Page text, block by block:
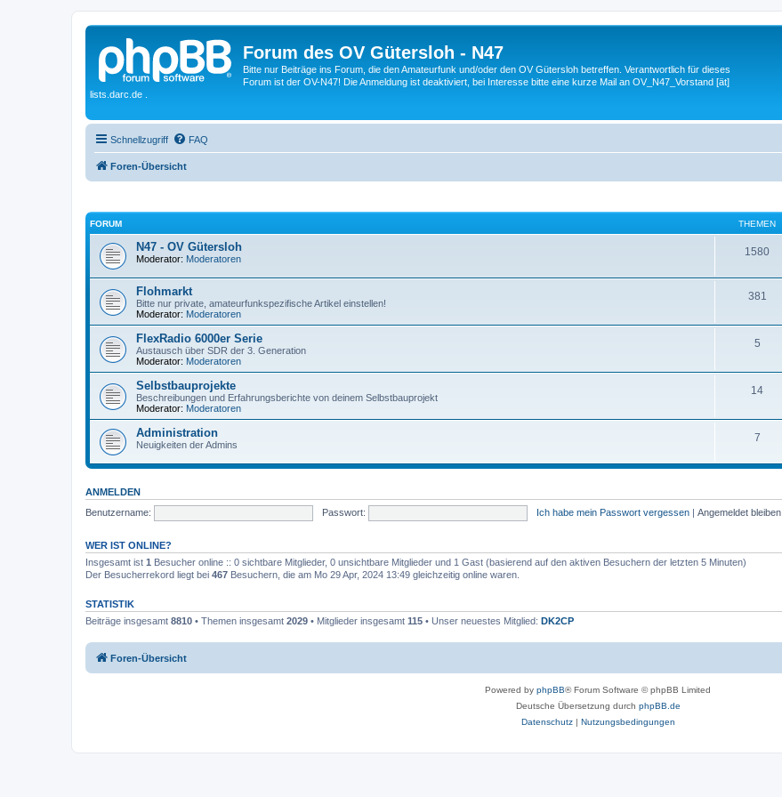
Forum des OV Gütersloh - N47
Bitte nur Beiträge ins Forum, die den Amateurfunk und/oder den OV Gütersloh betreffen. Verantwortlich für dieses
Forum ist der OV-N47! Die Anmeldung ist deaktiviert, bei Interesse bitte eine kurze Mail an OV_N47_Vorstand [ät]
lists.darc.de .
Schnellzugriff FAQ
Foren-Übersicht
FORUM THEMEN
N47 - OV Gütersloh
Moderator: Moderatoren
1580
Flohmarkt
Bitte nur private, amateurfunkspezifische Artikel einstellen!
Moderator: Moderatoren
381
FlexRadio 6000er Serie
Austausch über SDR der 3. Generation
Moderator: Moderatoren
5
Selbstbauprojekte
Beschreibungen und Erfahrungsberichte von deinem Selbstbauprojekt
Moderator: Moderatoren
14
Administration
Neuigkeiten der Admins
7
ANMELDEN
Benutzername:
Passwort: Ich habe mein Passwort vergessen | Angemeldet bleiben
WER IST ONLINE?
Insgesamt ist 1 Besucher online :: 0 sichtbare Mitglieder, 0 unsichtbare Mitglieder und 1 Gast (basierend auf den aktiven Besuchern der letzten 5 Minuten)
Der Besucherrekord liegt bei 467 Besuchern, die am Mo 29 Apr, 2024 13:49 gleichzeitig online waren.
STATISTIK
Beiträge insgesamt 8810 • Themen insgesamt 2029 • Mitglieder insgesamt 115 • Unser neuestes Mitglied: DK2CP
Foren-Übersicht
Powered by phpBB® Forum Software © phpBB Limited
Deutsche Übersetzung durch phpBB.de
Datenschutz| Nutzungsbedingungen